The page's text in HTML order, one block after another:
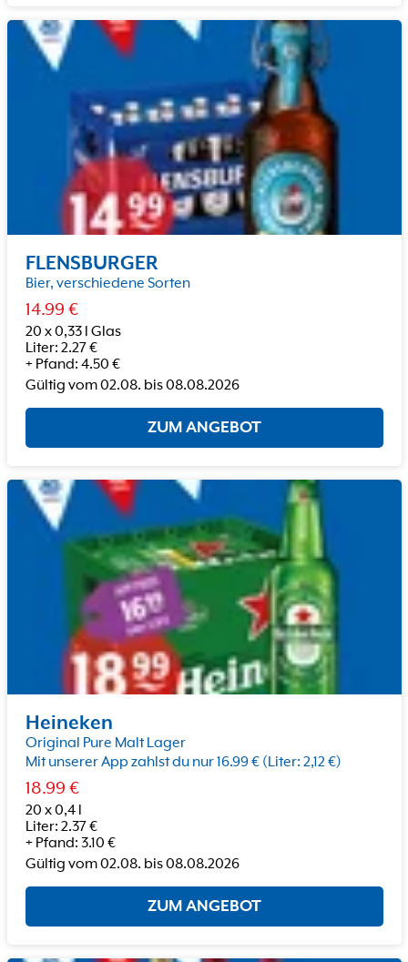
FLENSBURGER
Bier, verschiedene Sorten
14.99 €
20 x 0,33 l Glas
Liter: 2.27€
+ Pfand: 4.50 €
Gültig vom02.08. bis08.08.2026
ZUM ANGEBOT
Heineken
Original Pure Malt Lager
Mit unserer App zahlst du nur 16.99 € (Liter: 2,12 €)
18.99 €
20 x 0,4 l
Liter: 2.37€
+ Pfand: 3.10 €
Gültig vom02.08. bis08.08.2026
ZUM ANGEBOT